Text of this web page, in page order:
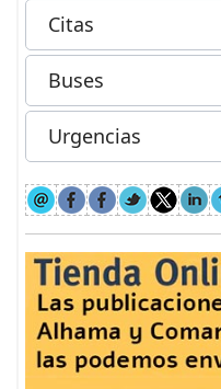
Citas
Buses
Urgencias